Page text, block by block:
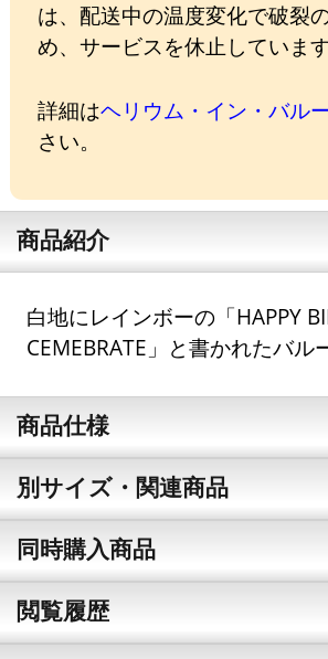
は、配送中の温度変化で破裂
め、サービスを休止しています
詳細はヘリウム・イン・バル
さい。
商品紹介
白地にレインボーの「HAPPY
CEMEBRATE」と書かれたバル
商品仕様
別サイズ・関連商品
同時購入商品
閲覧履歴